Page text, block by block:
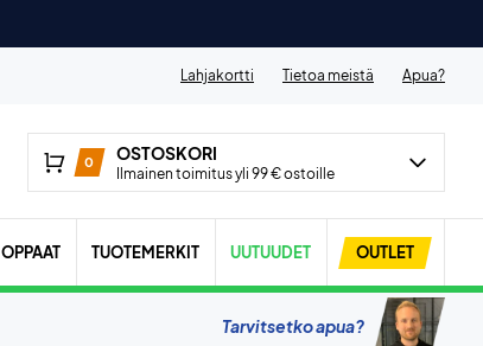
Lahjakortti Tietoa meistä Apua?
0 OSTOSKORI
Ilmainen toimitus yli 99 € ostoille
OPPAAT TUOTEMERKIT UUTUUDET OUTLET
Tarvitsetko apua?